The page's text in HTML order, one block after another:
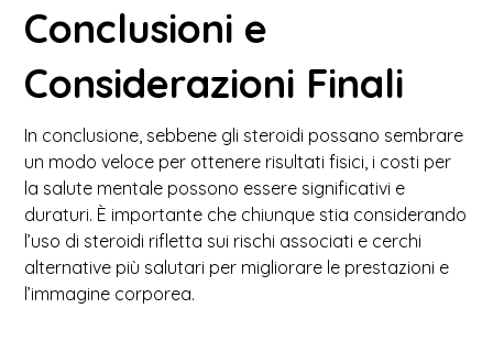
Conclusioni e
Considerazioni Finali
In conclusione, sebbene gli steroidi possano sembrare
un modo veloce per ottenere risultati fisici, i costi per
la salute mentale possono essere significativi e
duraturi. È importante che chiunque stia considerando
l’uso di steroidi rifletta sui rischi associati e cerchi
alternative più salutari per migliorare le prestazioni e
l’immagine corporea.